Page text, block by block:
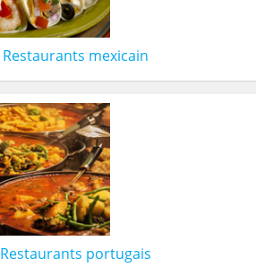
Restaurants mexicain
Restaurants portugais